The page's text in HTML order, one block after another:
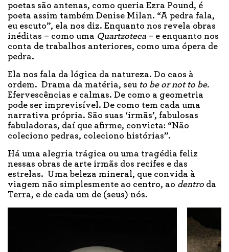
poetas são antenas, como queria Ezra Pound, é
poeta assim também Denise Milan. “A pedra fala,
eu escuto”, ela nos diz. Enquanto nos revela obras
inéditas – como uma Quartzoteca – e enquanto nos
conta de trabalhos anteriores, como uma ópera de
pedra.
Ela nos fala da lógica da natureza. Do caos à
ordem. Drama da matéria, seu to be or not to be.
Efervescências e calmas. De como a geometria
pode ser imprevisível. De como tem cada uma
narrativa própria. São suas ‘irmãs’, fabulosas
fabuladoras, daí que afirme, convicta: “Não
coleciono pedras, coleciono histórias”.
Há uma alegria trágica ou uma tragédia feliz
nessas obras de arte irmãs dos recifes e das
estrelas. Uma beleza mineral, que convida à
viagem não simplesmente ao centro, ao dentro da
Terra, e de cada um de (seus) nós.